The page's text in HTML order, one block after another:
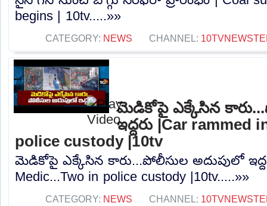
begins | 10tv.....»»
CATEGORY: NEWS CHANNEL:
మెడికోపై ఎక్కేసిన
ఇద్దరు |Car rammed
police custody |10tv
మెడికోపై ఎక్కేసిన కారు...పోలీసుల అదుపులో
Medic...Two in police custody |10tv.....»»
CATEGORY: NEWS CHANNEL: